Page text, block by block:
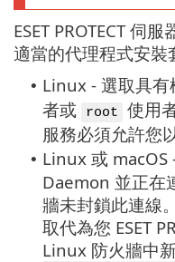
ESET PROTECT 伺
適當的代理程式安裝
• Linux - 選取具有
者或
root 使用
服務必須允許您
• Linux 或 macOS
Daemon 並正在
牆未封鎖此連線
取代為您 ESET
Linux 防火牆中